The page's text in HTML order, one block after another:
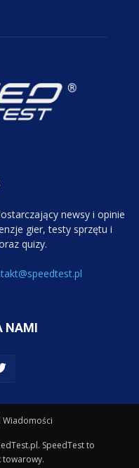
newsy i opinie
gier, testy sprzętu i
quizy.
NAMI
Wiadomości
SpeedTest to
towarowy.